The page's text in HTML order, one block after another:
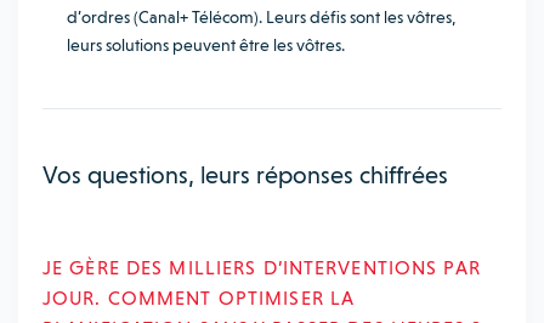
d’ordres (Canal+ Télécom). Leurs défis sont les vôtres,
leurs solutions peuvent être les vôtres.
Vos questions, leurs réponses chiffrées
JE GÈRE DES MILLIERS D’INTERVENTIONS PAR
JOUR. COMMENT OPTIMISER LA